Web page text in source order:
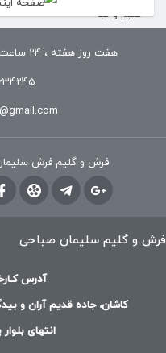
هفت روز هفته ، 24 ساعت شبانه‌روز پاسخگوی شما هستیم.
فرش و گلیم فرش
فرش و گلیم سلیمان صباحی
آدرس
کاشان، جاده قدیم آران و
انتهای